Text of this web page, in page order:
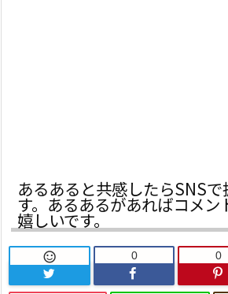
あるあると共感したらSNS
す。あるあるがあればコメン
嬉しいです。
 0 0